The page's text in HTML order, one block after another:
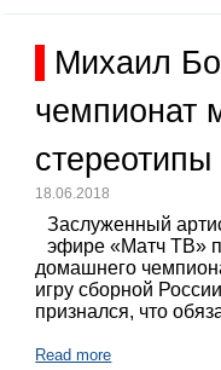
Михаил
чемпионат
стереотипы
18.06.2018
Заслуженный
эфире «Матч ТВ»
домашнего
игру сборной
признался, что
Read more